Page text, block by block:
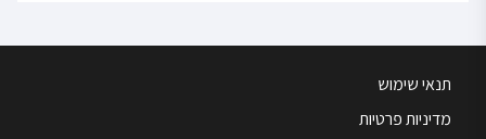
תנאי שימוש
מדיניות פרטיות